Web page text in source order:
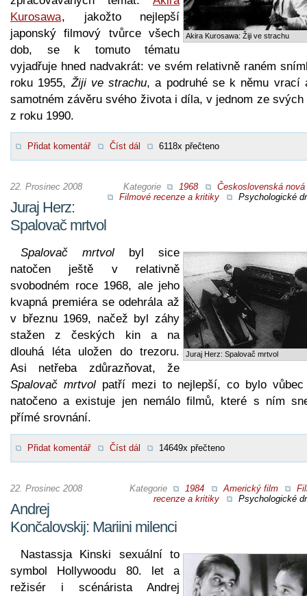
Akira Kurosawa: Žiji ve strachu
Kurosawa, jakožto nejlepší
japonský filmový tvůrce všech
dob, se k tomuto tématu
vyjadřuje hned nadvakrát: ve svém relativně raném
roku 1955, Žiji ve strachu, a podruhé se k němu vrací
samotném závěru svého života i díla, v jednom ze svých
z roku 1990.
Přidat komentář Číst dál 6118x přečteno
Kategorie 1968
Československá nová
Filmové recenze a kritiky
Psychologické
22. Prosinec 2008
Juraj Herz:
Spalovač mrtvol
Juraj Herz: Spalovač mrtvol
Spalovač mrtvol byl sice
natočen ještě v relativně
svobodném roce 1968, ale jeho
kvapná premiéra se odehrála až
v březnu 1969, načež byl záhy
stažen z českých kin a na
dlouhá léta uložen do trezoru.
Asi netřeba zdůrazňovat, že
Spalovač mrtvolpatří mezi to nejlepší, co bylo vůbec
natočeno a existuje jen nemálo filmů, které s ním
přímé srovnání.
Přidat komentář Číst dál 14649x přečteno
Kategorie 1984 Americký film
recenze a kritiky
Psychologické
22. Prosinec 2008
Andrej
Končalovskij: Mariini milenci
Nastassja Kinski sexuální to
symbol Hollywoodu 80. let a
režisér i scénárista Andrej